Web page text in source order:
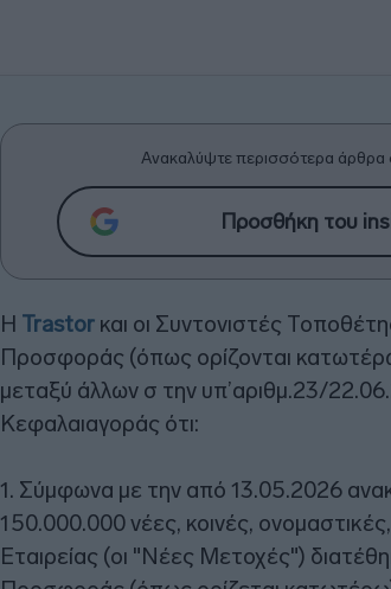
Ανακαλύψτε περισσότερα
Προσθήκη του
Η Trastor και οι Συντονιστές
Προσφοράς (όπως ορίζονται
μεταξύ άλλων σ την υπ’αριθμ.23/
Κεφαλαιαγοράς ότι:
1. Σύμφωνα με την από 13.05.2026
150.000.000 νέες, κοινές,
Εταιρείας (οι "Νέες Μετοχές")